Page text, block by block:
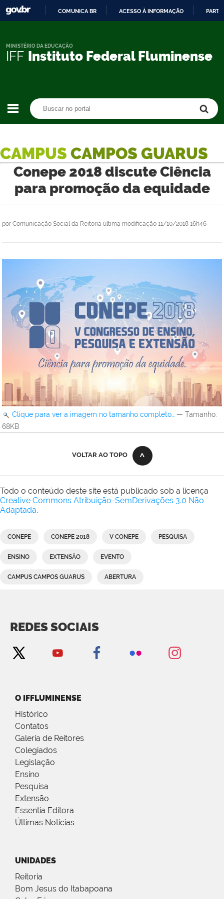
CONTEÚDO
COMUNICA BR ACESSO À INFORMAÇÃO
IFF Instituto Federal Fluminense
MINISTÉRIO DA EDUCAÇÃO
CAMPUS CAMPOS GUARUS
Conepe 2018 discute Ciência
para promoção da equidade
por Comunicação Social da Reitoria última modificação 11/10/2018 16h46
Clique para ver a imagem no tamanho completo… — Tamanho:
68KB
VOLTAR AO TOPO
Todo o conteúdo deste site está publicado sob a licença
Creative Commons Atribuição-SemDerivações 3.0 Não
Adaptada.
CONEPE CONEPE 2018 V CONEPE PESQUISA
ENSINO EXTENSÃO EVENTO
CAMPUS CAMPOS GUARUS ABERTURA
REDES SOCIAIS
O IFFLUMINENSE
Histórico
Contatos
Galeria de Reitores
Colegiados
Legislação
Ensino
Pesquisa
Extensão
Essentia Editora
Últimas Notícias
UNIDADES
Reitoria
Bom Jesus do Itabapoana